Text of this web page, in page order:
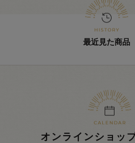
最近見た商品
オンラインショッ